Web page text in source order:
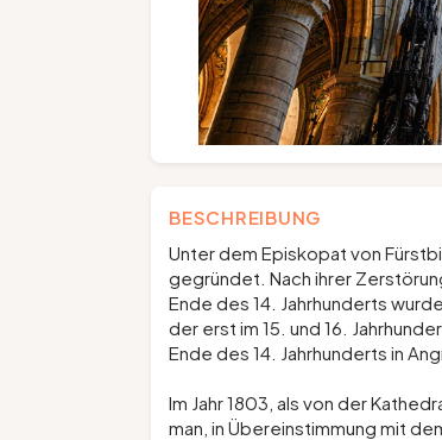
BESCHREIBUNG
Unter dem Episkopat von
gegründet. Nach ihrer
Ende des 14. Jahrhunderts
der erst im 15. und 16.
Ende des 14. Jahrhunderts in
Im Jahr 1803, als von der
man, in Übereinstimmung mit